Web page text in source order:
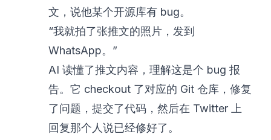
文，说他某个开源库有 bug。
“我就拍了张推文的照片，发到
WhatsApp。”
AI 读懂了推文内容，理解这是个 bug 报
告。它 checkout 了对应的 Git 仓库，修复
了问题，提交了代码，然后在 Twitter 上
回复那个人说已经修好了。